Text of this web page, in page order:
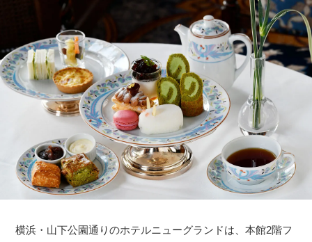
横浜・山下公園通りのホテルニューグランドは、本館2階フ